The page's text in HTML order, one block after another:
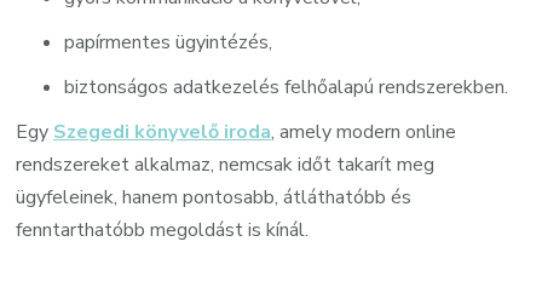
papírmentes ügyintézés,
biztonságos adatkezelés felhőalapú rendszerekben.
Egy Szegedi könyvelő iroda, amely modern online
rendszereket alkalmaz, nemcsak időt takarít meg
ügyfeleinek, hanem pontosabb, átláthatóbb és
fenntarthatóbb megoldást is kínál.